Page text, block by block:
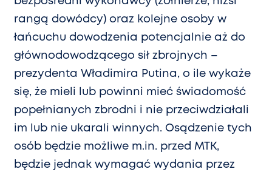
rangą dowódcy) oraz kolejne osoby w
łańcuchu dowodzenia potencjalnie aż do
głównodowodzącego sił zbrojnych –
prezydenta Władimira Putina, o ile wykaże
się, że mieli lub powinni mieć świadomość
popełnianych zbrodni i nie przeciwdziałali
im lub nie ukarali winnych. Osądzenie tych
osób będzie możliwe m.in. przed MTK,
będzie jednak wymagać wydania przez